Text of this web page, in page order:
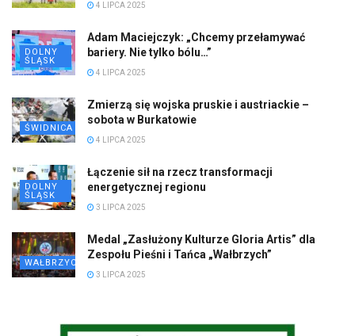
4 LIPCA 2025
DOLNY
ŚLĄSK
Adam Maciejczyk: „Chcemy przełamywać
bariery. Nie tylko bólu…”
4 LIPCA 2025
ŚWIDNICA
Zmierzą się wojska pruskie i austriackie –
sobota w Burkatowie
4 LIPCA 2025
DOLNY
ŚLĄSK
Łączenie sił na rzecz transformacji
energetycznej regionu
3 LIPCA 2025
WAŁBRZYCH
Medal „Zasłużony Kulturze Gloria Artis” dla
Zespołu Pieśni i Tańca „Wałbrzych”
3 LIPCA 2025